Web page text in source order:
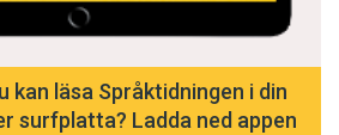
kan läsa Språktidningen i din
surfplatta? Ladda ned appen